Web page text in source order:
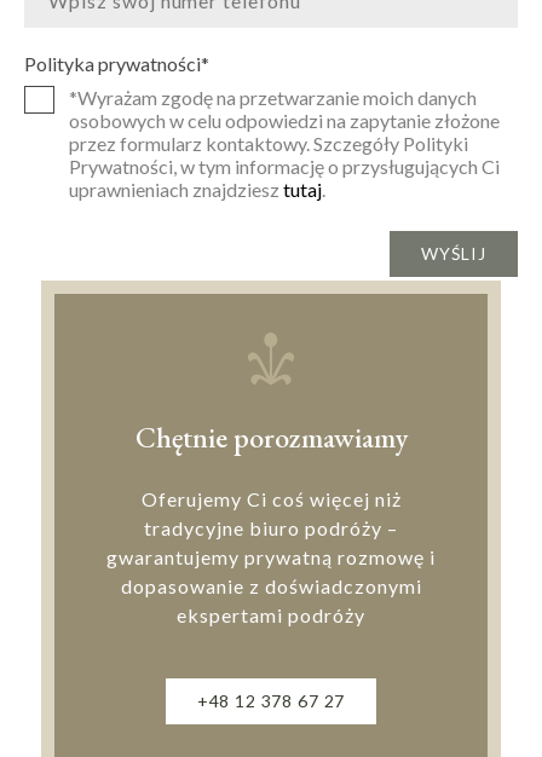
Polityka prywatności*
*Wyrażam zgodę na przetwarzanie moich danych
osobowych w celu odpowiedzi na zapytanie złożone
przez formularz kontaktowy. Szczegóły Polityki
Prywatności, w tym informację o przysługujących Ci
uprawnieniach znajdziesz tutaj.
Chętnie porozmawiamy
Oferujemy Ci coś więcej niż
tradycyjne biuro podróży –
gwarantujemy prywatną rozmowę i
dopasowanie z doświadczonymi
ekspertami podróży
+48 12 378 67 27